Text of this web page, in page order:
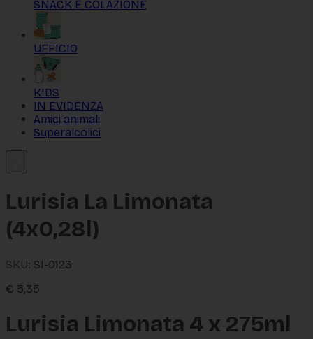
SNACK E COLAZIONE
UFFICIO
KIDS
IN EVIDENZA
Amici animali
Superalcolici
Lurisia La Limonata
(4x0,28l)
SKU: SI-0123
€ 5,35
Lurisia Limonata 4 x 275ml